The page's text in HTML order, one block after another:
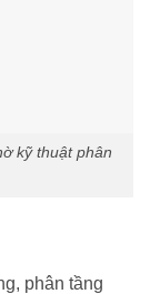
kỹ thuật phân
phân tầng